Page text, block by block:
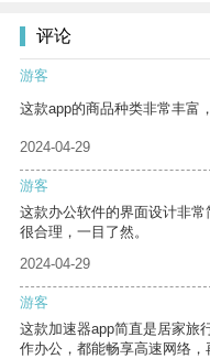
评论
游客
这款app的商品种类非常丰富
2024-04-29
游客
这款办公软件的界面设计非
很合理，一目了然。
2024-04-29
游客
这款加速器app简直是居家旅
作办公，都能畅享高速网络，